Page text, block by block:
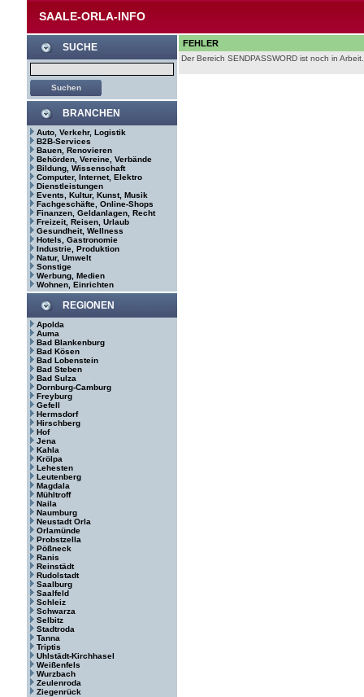
SAALE-ORLA-INFO
SUCHE
BRANCHEN
Auto, Verkehr, Logistik
B2B-Services
Bauen, Renovieren
Behörden, Vereine, Verbände
Bildung, Wissenschaft
Computer, Internet, Elektro
Dienstleistungen
Events, Kultur, Kunst, Musik
Fachgeschäfte, Online-Shops
Finanzen, Geldanlagen, Recht
Freizeit, Reisen, Urlaub
Gesundheit, Wellness
Hotels, Gastronomie
Industrie, Produktion
Natur, Umwelt
Sonstige
Werbung, Medien
Wohnen, Einrichten
REGIONEN
Apolda
Auma
Bad Blankenburg
Bad Kösen
Bad Lobenstein
Bad Steben
Bad Sulza
Dornburg-Camburg
Freyburg
Gefell
Hermsdorf
Hirschberg
Hof
Jena
Kahla
Krölpa
Lehesten
Leutenberg
Magdala
Mühltroff
Naila
Naumburg
Neustadt Orla
Orlamünde
Probstzella
Pößneck
Ranis
Reinstädt
Rudolstadt
Saalburg
Saalfeld
Schleiz
Schwarza
Selbitz
Stadtroda
Tanna
Triptis
Uhlstädt-Kirchhasel
Weißenfels
Wurzbach
Zeulenroda
Ziegenrück
FEHLER
Der Bereich SENDPASSWORD ist noch in Arbeit.